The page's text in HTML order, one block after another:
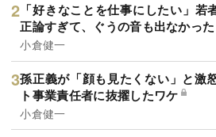
「好きなことを仕事にしたい」
正論すぎて、ぐうの音も出なかった
小倉健一
孫正義が「顔も見たくない」と激
ト事業責任者に抜擢したワケ
小倉健一